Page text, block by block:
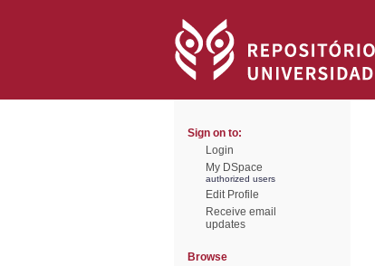
Sign on to:
Login
My DSpace
authorized users
Edit Profile
Receive email
updates
Browse